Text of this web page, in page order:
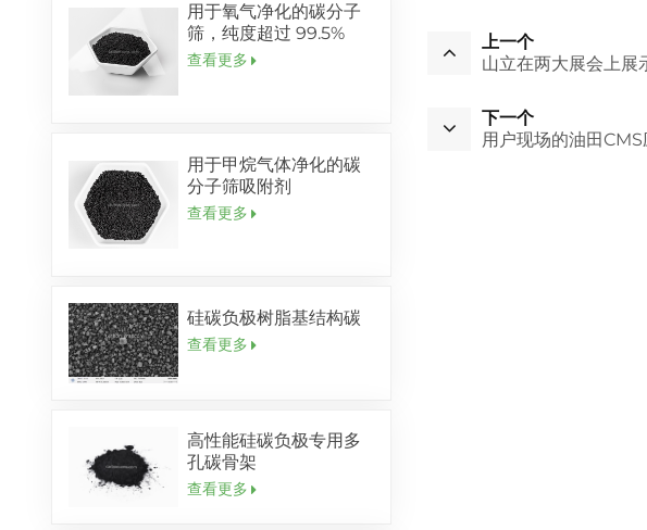
用于氧气净化的碳分子
筛，纯度超过 99.5%
查看更多
用于甲烷气体净化的碳
分子筛吸附剂
查看更多
硅碳负极树脂基结构碳
查看更多
高性能硅碳负极专用多
孔碳骨架
查看更多
上一个
山立在两大展会上展
下一个
用户现场的油田